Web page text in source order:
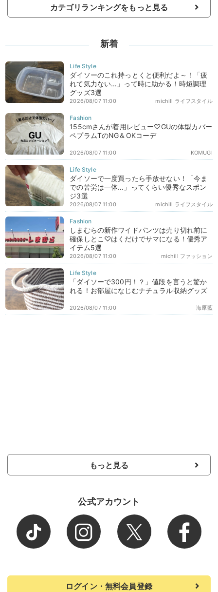
カテゴリランキングをもっと見る
新着
ダイソーのこれ持っとくと便利だよ～！「疲
れて気力ない…」って時に助かる！時短調理
グッズ3選
michill ライフスタイル
2026/08/07 11:00
155cmさんが着用レビュー♡GUの体型カバー
ペプラムTのNG＆OKコーデ
KOMUGI
2026/08/07 11:00
ダイソーで一度買ったら手放せない！「今ま
での苦労は一体…」ってくらい優秀なスポン
ジ3選
michill ライフスタイル
2026/08/07 11:00
しまむらの新作ワイドパンツは売り切れ前に
確保しとこ♡はくだけでサマになる！優秀ア
イテム5選
michill ファッション
2026/08/07 11:00
「ダイソーで300円！？」値段を言うと驚か
れる！お部屋になじむナチュラル収納グッズ
海原藍
2026/08/07 11:00
もっと見る
公式アカウント
ログイン・無料会員登録